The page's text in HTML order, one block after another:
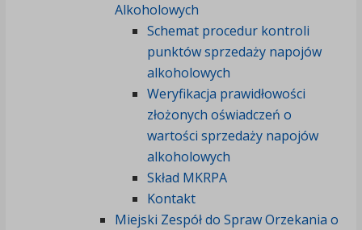
Alkoholowych
Schemat procedur kontroli
punktów sprzedaży napojów
alkoholowych
Weryfikacja prawidłowości
złożonych oświadczeń o
wartości sprzedaży napojów
alkoholowych
Skład MKRPA
Kontakt
Miejski Zespół do Spraw Orzekania o